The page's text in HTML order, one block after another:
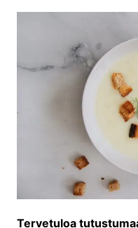
Tervetuloa